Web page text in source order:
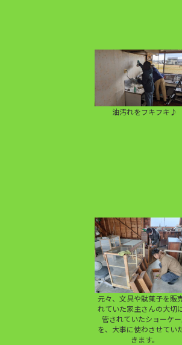
油汚れをフキフキ♪
元々、文具や駄菓子を販
れていた家主さんの大切
管されていたショーケー
を、大事に使わさせてい
きます。